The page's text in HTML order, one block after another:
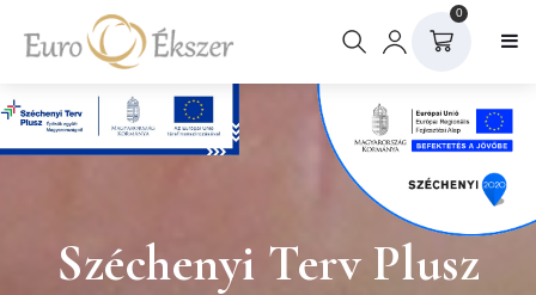
0
Széchenyi Terv Plusz